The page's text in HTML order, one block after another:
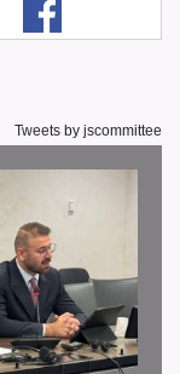
Tweets by jscommittee